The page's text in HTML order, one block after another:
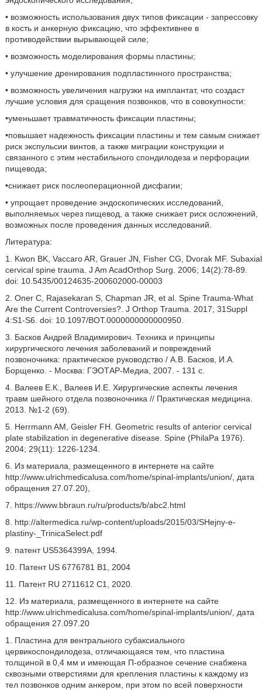
• возможность использования двух типов фиксации - запрессовку
в кость и анкерную фиксацию, что эффективнее в
противодействии вырывающей силе;
• возможность моделирования формы пластины;
• улучшение дренирования подпластинного пространства;
• возможность увеличения нагрузки на имплантат, что создаст
лучшие условия для сращения позвонков, что в совокупности:
•уменьшает травматичность фиксации пластины;
•повышает надежность фиксации пластины и тем самым снижает
риск экспульсии винтов, а также миграции конструкции и
связанного с этим нестабильного спондилодеза и перфорации
пищевода;
•снижает риск послеоперационной дисфагии;
• упрощает проведение эндоскопических исследований,
выполняемых через пищевод, а также снижает риск осложнений,
возможных после проведения данных исследований.
Литература:
1. Kwon BK, Vaccaro AR, Grauer JN, Fisher CG, Dvorak MF. Subaxial
cervical spine trauma. J Am AcadOrthop Surg. 2006; 14(2):78-89.
doi: 10.5435/00124635-200602000-00003
2. Oner C, Rajasekaran S, Chapman JR, et al. Spine Trauma-What
Are the Current Controversies?. J Orthop Trauma. 2017; 31Suppl
4:S1-S6. doi: 10.1097/BOT.0000000000000950.
3. Басков Андрей Владимирович. Техника и принципы
хирургического лечения заболеваний и повреждений
позвоночника: практическое руководство / А.В. Басков, И.А.
Борщенко. - Москва: ГЭОТАР-Медиа, 2007. - 131 с.
4. Валеев Е.К., Валеев И.Е. Хирургические аспекты лечения
травм шейного отдела позвоночника // Практическая медицина.
2013. №1-2 (69).
5. Herrmann AM, Geisler FH. Geometric results of anterior cervical
plate stabilization in degenerative disease. Spine (PhilaPa 1976).
2004; 29(11): 1226-1234.
6. Из материала, размещенного в интернете на сайте
http://www.ulrichmedicalusa.com/home/spinal-implants/union/, дата
обращения 27.07.20),
7. https://www.bbraun.ru/ru/products/b/abc2.html
8. http://altermedica.ru/wp-content/uploads/2015/03/SHejny-e-
plastiny-_TrinicaSelect.pdf
9. патент US5364399A, 1994.
10. Патент US 6776781 В1, 2004
11. Патент RU 2711612 С1, 2020.
12. Из материала, размещенного в интернете на сайте
http://www.ulrichmedicalusa.com/home/spinal-implants/union/, дата
обращения 27.097.20
1. Пластина для вентрального субаксиального
цервикоспондилодеза, отличающаяся тем, что пластина
толщиной в 0,4 мм и имеющая П-образное сечение снабжена
сквозными отверстиями для крепления пластины к каждому из
тел позвонков одним анкером, при этом по всей поверхности